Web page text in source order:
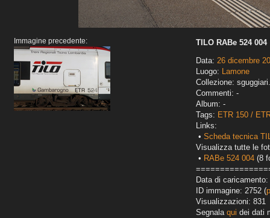
Immagine precedente:
TILO RABe 524 004
Data: 26 dicembre
Luogo: Lamone
Collezione:
Commenti: -
Album: -
Tags: ETR 150 /
Links:
• Scheda tecnica
Visualizza tutte le
• RABe 524 004 (8
Data di
ID immagine: 2752 (
Visualizzazioni: 831
Segnala qui dei dati